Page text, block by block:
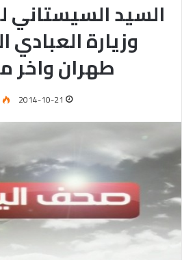
السيد السيستاني
وزيارة العبادي
طهران واخر
2014-10-21